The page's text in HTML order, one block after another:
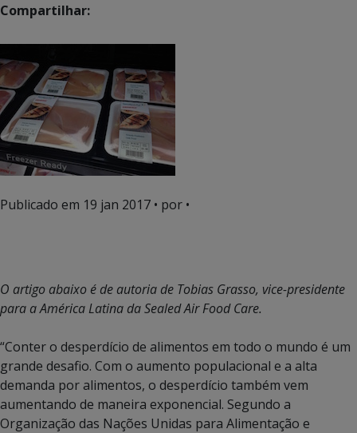
Compartilhar:
Publicado em 19 jan 2017 • por •
O artigo abaixo é de autoria de Tobias Grasso, vice-presidente
para a América Latina da Sealed Air Food Care.
“Conter o desperdício de alimentos em todo o mundo é um
grande desafio. Com o aumento populacional e a alta
demanda por alimentos, o desperdício também vem
aumentando de maneira exponencial. Segundo a
Organização das Nações Unidas para Alimentação e